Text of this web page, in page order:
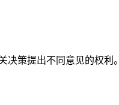
策提出不同意见的权利。